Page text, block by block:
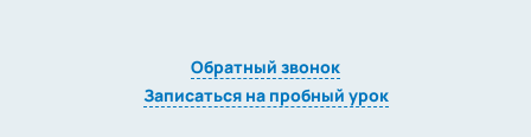
Обратный звонок
Записаться на пробный урок